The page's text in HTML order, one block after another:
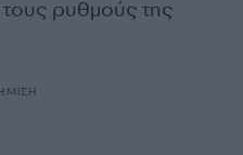
τους ρυθμούς της